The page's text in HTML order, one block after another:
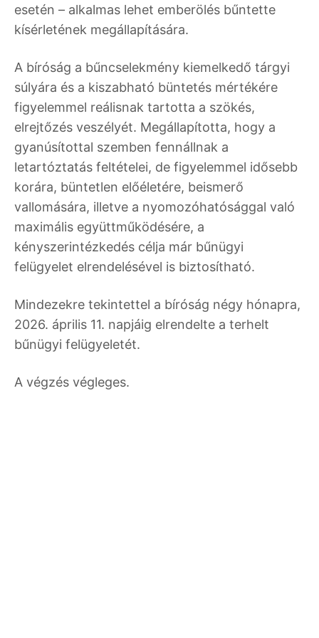
esetén – alkalmas lehet emberölés bűntette
kísérletének megállapítására.
A bíróság a bűncselekmény kiemelkedő tárgyi
súlyára és a kiszabható büntetés mértékére
figyelemmel reálisnak tartotta a szökés,
elrejtőzés veszélyét. Megállapította, hogy a
gyanúsítottal szemben fennállnak a
letartóztatás feltételei, de figyelemmel idősebb
korára, büntetlen előéletére, beismerő
vallomására, illetve a nyomozóhatósággal való
maximális együttműködésére, a
kényszerintézkedés célja már bűnügyi
felügyelet elrendelésével is biztosítható.
Mindezekre tekintettel a bíróság négy hónapra,
2026. április 11. napjáig elrendelte a terhelt
bűnügyi felügyeletét.
A végzés végleges.